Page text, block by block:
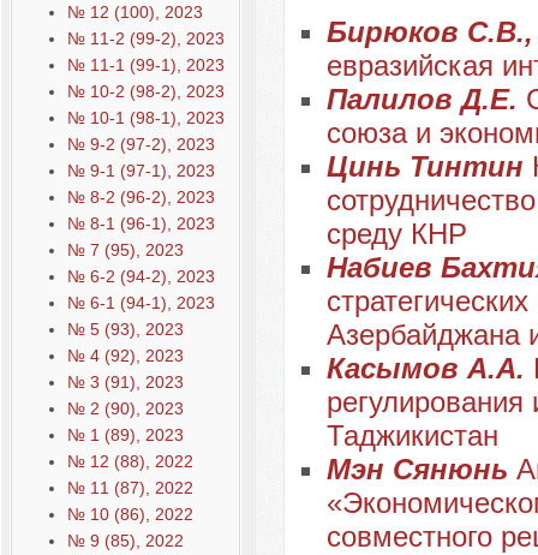
№ 12 (100), 2023
№ 11-2 (99-2), 2023
№ 11-1 (99-1), 2023
№ 10-2 (98-2), 2023
№ 10-1 (98-1), 2023
№ 9-2 (97-2), 2023
№ 9-1 (97-1), 2023
№ 8-2 (96-2), 2023
№ 8-1 (96-1), 2023
№ 7 (95), 2023
№ 6-2 (94-2), 2023
№ 6-1 (94-1), 2023
№ 5 (93), 2023
№ 4 (92), 2023
№ 3 (91), 2023
№ 2 (90), 2023
№ 1 (89), 2023
№ 12 (88), 2022
№ 11 (87), 2022
№ 10 (86), 2022
№ 9 (85), 2022
Бирюков
евразийская
Палилов Д.Е.
союза и
Цинь Тинтин
среду КНР
Набиев
Азербайджана
Касымов А.А.
Таджикистан
Мэн Сянюнь
совместного